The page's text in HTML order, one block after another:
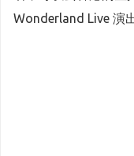
Wonderland Live 演